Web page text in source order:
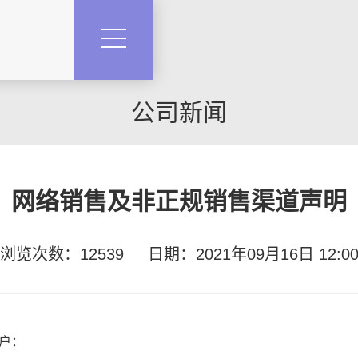
公司新闻
网络销售及非正规销售渠道声明
浏览次数：12539 日期：2021年09月16日 12:00
：